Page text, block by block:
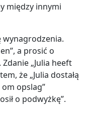
między innymi
wynagrodzenia.
a prosić o
„Julia heeft
że „Julia dostałą
opslag”
o podwyżkę”.